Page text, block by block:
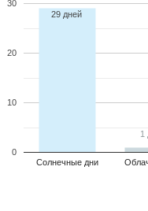
Солнечные дни
0
10
20
30
29 дней
1
1